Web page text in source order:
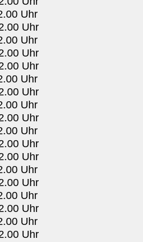
Uhr
Uhr
Uhr
Uhr
Uhr
Uhr
Uhr
Uhr
Uhr
Uhr
Uhr
Uhr
Uhr
Uhr
Uhr
Uhr
Uhr
Uhr